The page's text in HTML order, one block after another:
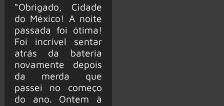
“Obrigado, Cidade
do México! A noite
passada foi ótima!
Foi incrível sentar
atrás da bateria
novamente depois
da merda que
passei no começo
do ano. Ontem à